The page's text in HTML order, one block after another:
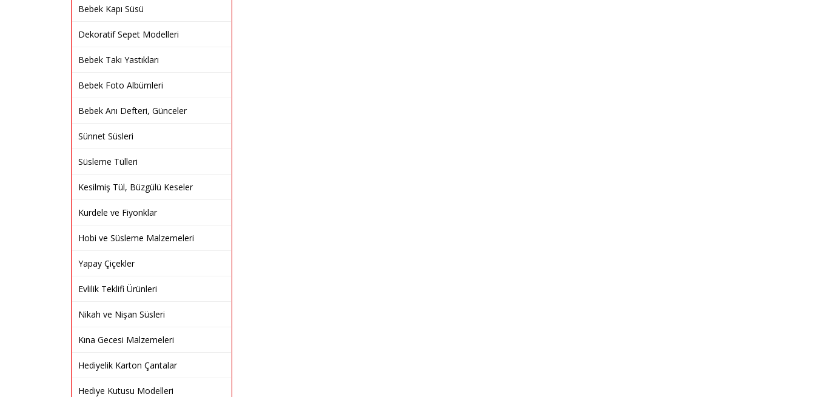
Bebek Kapı Süsü
Dekoratif Sepet Modelleri
Bebek Takı Yastıkları
Bebek Foto Albümleri
Bebek Anı Defteri, Günceler
Sünnet Süsleri
Süsleme Tülleri
Kesilmiş Tül, Büzgülü Keseler
Kurdele ve Fiyonklar
Hobi ve Süsleme Malzemeleri
Yapay Çiçekler
Evlilik Teklifi Ürünleri
Nikah ve Nişan Süsleri
Kına Gecesi Malzemeleri
Hediyelik Karton Çantalar
Hediye Kutusu Modelleri